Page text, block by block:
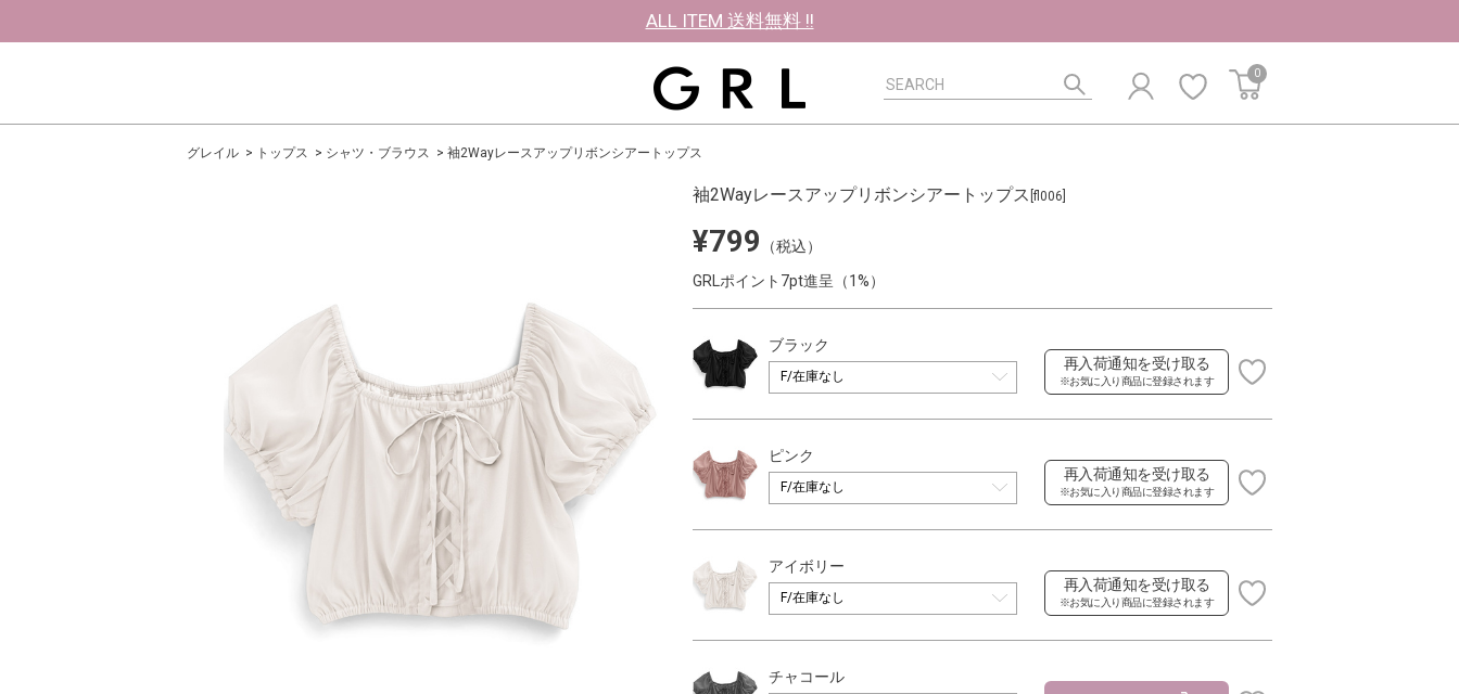
ALL ITEM 送料無料 !!
0
グレイル トップス シャツ・ブラウス 袖2Wayレースアップリボンシアートップス
袖2Wayレースアップリボンシアートップス [fl006]
¥799
（税込）
GRLポイント7pt進呈（1%）
ブラック
再入荷通知を受け取る
※お気に入り商品に登録されます
ピンク
再入荷通知を受け取る
※お気に入り商品に登録されます
アイボリー
再入荷通知を受け取る
※お気に入り商品に登録されます
チャコール